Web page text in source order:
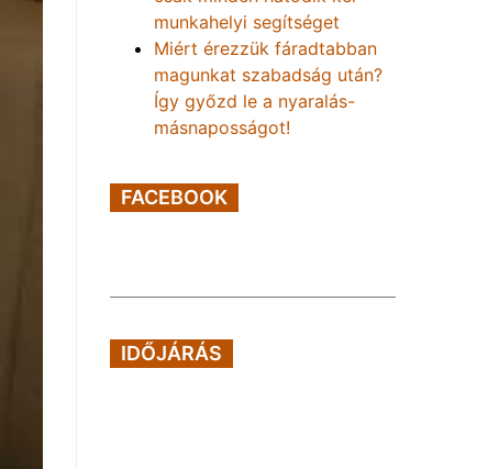
munkahelyi segítséget
Miért érezzük fáradtabban
magunkat szabadság után?
Így győzd le a nyaralás-
másnaposságot!
FACEBOOK
IDŐJÁRÁS